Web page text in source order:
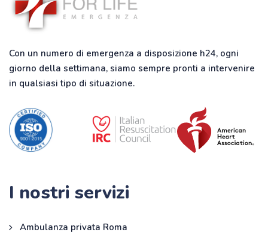
Con un numero di emergenza a disposizione h24, ogni
giorno della settimana, siamo sempre pronti a intervenire
in qualsiasi tipo di situazione.
I nostri servizi
Ambulanza privata Roma